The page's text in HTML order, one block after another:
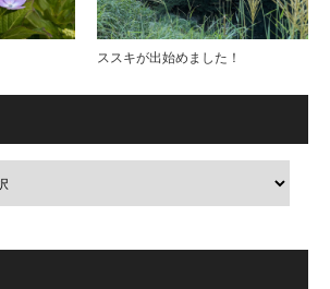
ススキが出始めました！